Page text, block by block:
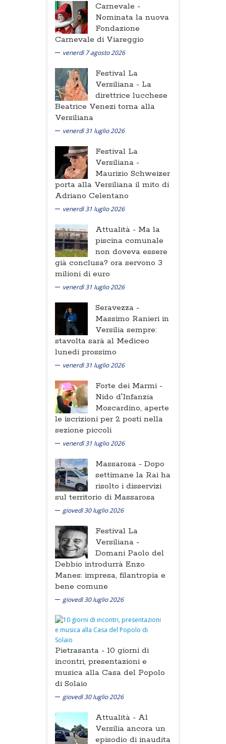
Carnevale -
Nominata la nuova
Fondazione
Carnevale di Viareggio
venerdì 7 agosto 2026
Festival La
Versiliana - La
direttrice lucchese
Beatrice Venezi torna alla
Versiliana
venerdì 31 luglio 2026
Festival La
Versiliana -
Maurizio Schweizer
porta alla Versiliana il mito di
Adriano Celentano
venerdì 31 luglio 2026
Attualità - Ma la
piscina comunale
non doveva essere
già conclusa? ora servono 3
milioni di euro
venerdì 31 luglio 2026
Seravezza -
Massimo Ranieri in
Versilia sempre:
stavolta sarà al Mediceo
lunedi prossimo
venerdì 31 luglio 2026
Forte dei Marmi -
Nido d'Infanzia
Moscardino, aperte
le iscrizioni per 2 posti nella
sezione piccoli
venerdì 31 luglio 2026
Massarosa - Dopo
settimane la Rai ha
risolto i disservizi
sul territorio di Massarosa
giovedì 30 luglio 2026
Festival La
Versiliana -
Domani Paolo del
Debbio introdurrà Enzo
Manes: impresa, filantropia e
bene comune
giovedì 30 luglio 2026
Pietrasanta - 10 giorni di
incontri, presentazioni e
musica alla Casa del Popolo
di Solaio
giovedì 30 luglio 2026
Attualità - Al
Versilia ancora un
episodio di inaudita